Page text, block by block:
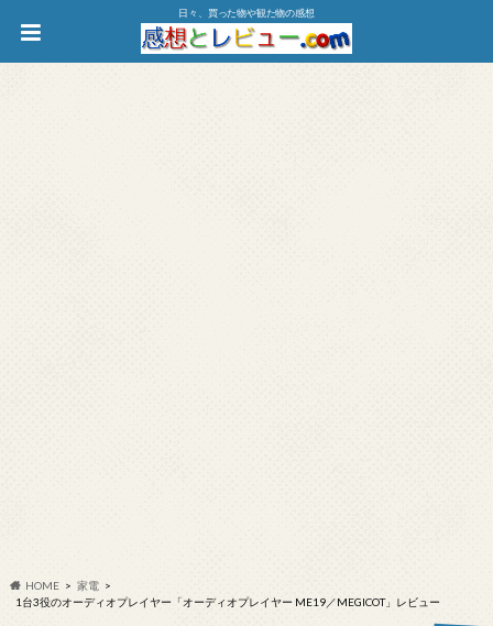
日々、買った物や観た物の感想
HOME
家電
1台3役のオーディオプレイヤー「オーディオプレイヤー ME19／MEGICOT」レビュー